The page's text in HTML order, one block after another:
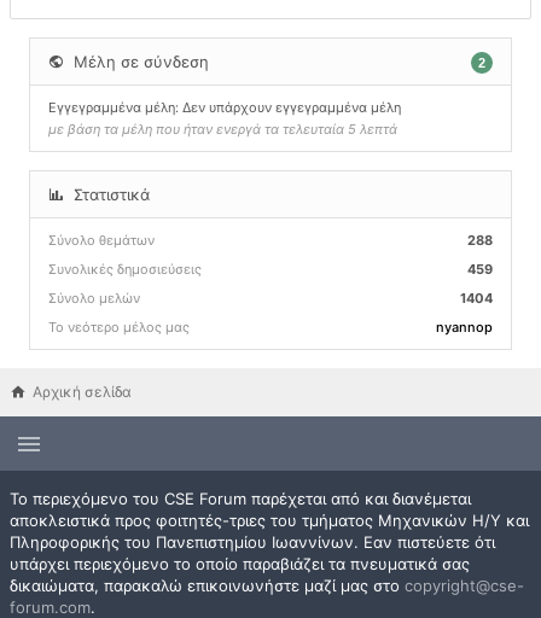
Μέλη σε σύνδεση 2
Εγγεγραμμένα μέλη: Δεν υπάρχουν εγγεγραμμένα μέλη
με βάση τα μέλη που ήταν ενεργά τα τελευταία 5 λεπτά
Στατιστικά
Σύνολο θεμάτων
288
Συνολικές δημοσιεύσεις
459
Σύνολο μελών
1404
Το νεότερο μέλος μας
nyannop
Αρχική σελίδα
Το περιεχόμενο του CSE Forum παρέχεται από και διανέμεται
αποκλειστικά προς φοιτητές-τριες του τμήματος Μηχανικών Η/Υ και
Πληροφορικής του Πανεπιστημίου Ιωαννίνων. Εαν πιστεύετε ότι
υπάρχει περιεχόμενο το οποίο παραβιάζει τα πνευματικά σας
δικαιώματα, παρακαλώ επικοινωνήστε μαζί μας στο copyright@cse-
forum.com.